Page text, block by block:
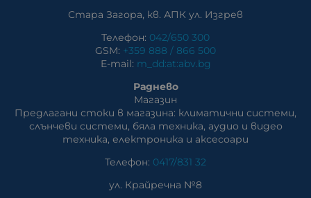
Стара Загора, кв. АПК ул. Изгрев
Телефон: 042/650 300
GSM: +359 888 / 866 500
E-mail: m_dd:at:abv.bg
Раднево
Магазин
Предлагани стоки в магазина: климатични системи,
слънчеви системи, бяла техника, аудио и видео
техника, електроника и аксесоари
Телефон: 0417/831 32
ул. Крайречна №8